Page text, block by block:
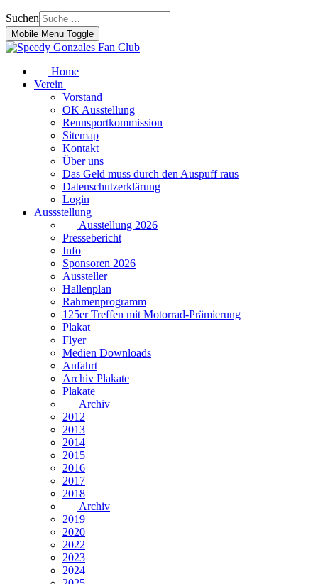
Suchen
Mobile Menu Toggle
Home
Verein
Vorstand
OK Ausstellung
Rennsportkommission
Sitemap
Kontakt
Über uns
Das Geld muss durch den Auspuff raus
Datenschutzerklärung
Login
Aussstellung
Ausstellung 2026
Pressebericht
Info
Sponsoren 2026
Aussteller
Hallenplan
Rahmenprogramm
125er Treffen mit Motorrad-Prämierung
Plakat
Flyer
Medien Downloads
Anfahrt
Archiv Plakate
Plakate
Archiv
2012
2013
2014
2015
2016
2017
2018
Archiv
2019
2020
2022
2023
2024